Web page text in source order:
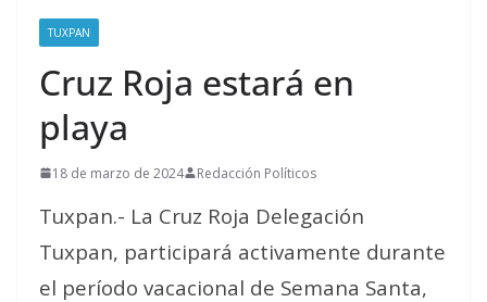
TUXPAN
Cruz Roja estará en
playa
18 de marzo de 2024 Redacción Políticos
Tuxpan.- La Cruz Roja Delegación
Tuxpan, participará activamente durante
el período vacacional de Semana Santa,